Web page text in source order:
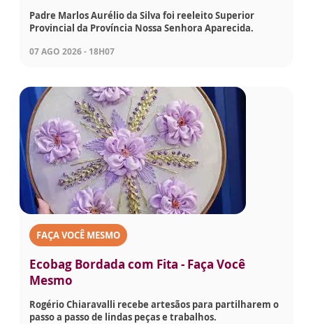
Padre Marlos Aurélio da Silva foi reeleito Superior
Provincial da Província Nossa Senhora Aparecida.
07 AGO 2026 - 18H07
FAÇA VOCÊ MESMO
Ecobag Bordada com Fita - Faça Você
Mesmo
Rogério Chiaravalli recebe artesãos para partilharem o
passo a passo de lindas peças e trabalhos.